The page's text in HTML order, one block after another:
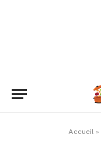
Accueil »